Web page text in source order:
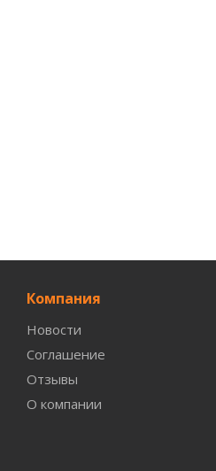
Компания
Новости
Соглашение
Отзывы
О компании